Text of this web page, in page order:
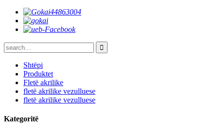
Shtëpi
Produktet
Fletë akrilike
fletë akrilike vezulluese
fletë akrilike vezulluese
Kategoritë